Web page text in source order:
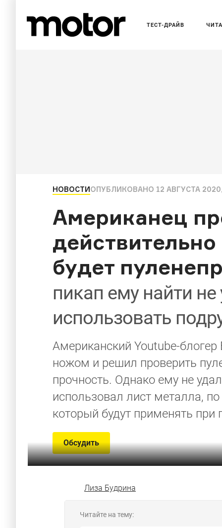
ТЕСТ-ДРАЙВ
НОВОСТИОПУБЛИКОВАНО 12 АВГУСТА
Американец
будет
пикап ему найти
использовать
Американский Youtube-
ножом и решил проверить
прочность. Однако ему не
использовал лист металла,
который будут применять при
Обсудить
Лиза Будрина
Читайте на тему: